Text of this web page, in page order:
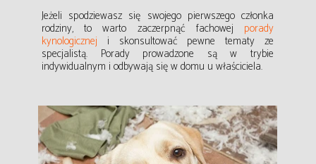
Jeżeli spodziewasz się swojego pierwszego członka
rodziny, to warto zaczerpnąć fachowej porady
kynologicznej i skonsultować pewne tematy ze
specjalistą. Porady prowadzone są w trybie
indywidualnym i odbywają się w domu u właściciela.